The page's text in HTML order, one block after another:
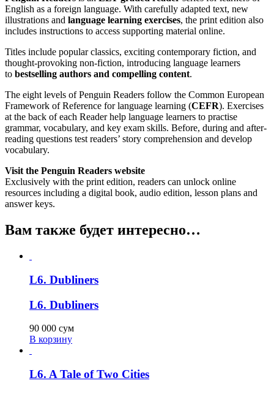
English as a foreign language. With carefully adapted text, new
illustrations and language learning exercises, the print edition also
includes instructions to access supporting material online.
Titles include popular classics, exciting contemporary fiction, and
thought-provoking non-fiction, introducing language learners
to bestselling authors and compelling content.
The eight levels of Penguin Readers follow the Common European
Framework of Reference for language learning (CEFR). Exercises
at the back of each Reader help language learners to practise
grammar, vocabulary, and key exam skills. Before, during and after-
reading questions test readers’ story comprehension and develop
vocabulary.
Visit the Penguin Readers website
Exclusively with the print edition, readers can unlock online
resources including a digital book, audio edition, lesson plans and
answer keys.
Вам также будет интересно…
L6. Dubliners
L6. Dubliners
90 000 сум
В корзину
L6. A Tale of Two Cities